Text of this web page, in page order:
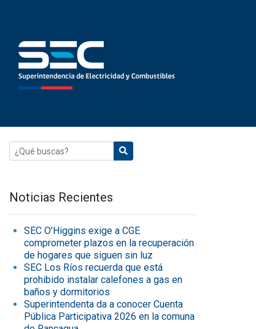
Noticias Recientes
SEC O’Higgins exige a CGE
comprometer plazos en la recuperación
de hogares que siguen sin luz
SEC Los Ríos recuerda que está
prohibido instalar calefones a gas en
baños y dormitorios
Superintendenta da a conocer Cuenta
Pública Participativa 2026 en la comuna